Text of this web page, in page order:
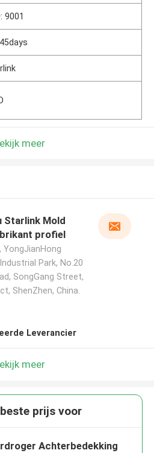
9001
meer
Starlink Mold
profiel
YongJianHong
Park, No.20
SongGang Street,
ShenZhen, China.
Leverancier
meer
prijs voor
Achterbedekking